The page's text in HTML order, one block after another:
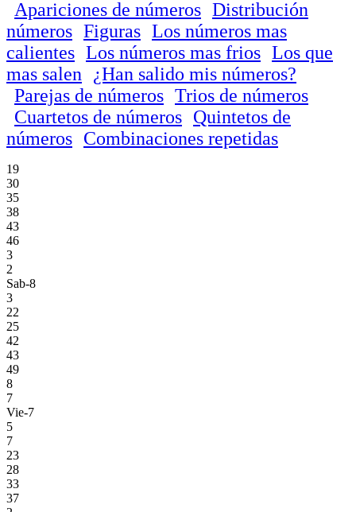
Apariciones de números Distribución
números Figuras Los números mas
calientes Los números mas frios Los que
mas salen
¿Han salido mis números?
Parejas de números Trios de números
Cuartetos de números Quintetos de
números Combinaciones repetidas
19
30
35
38
43
46
3
2
Sab-8
3
22
25
42
43
49
8
7
Vie-7
5
7
23
28
33
37